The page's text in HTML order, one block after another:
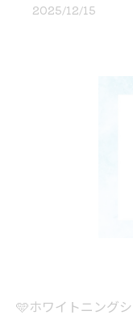
2025/12/15
🩵ホワイトニング